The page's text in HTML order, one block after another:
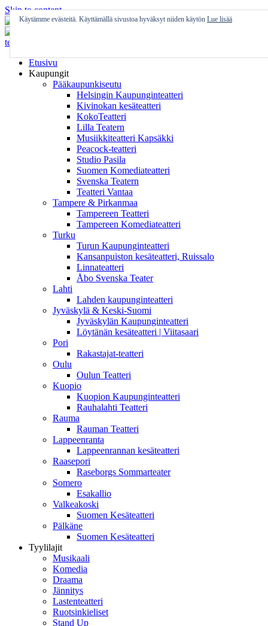
Skip to content
Etusivu
Kaupungit
Pääkaupunkiseutu
Helsingin Kaupunginteatteri
Kivinokan kesäteatteri
KokoTeatteri
Lilla Teatern
Musiikkiteatteri Kapsäkki
Peacock-teatteri
Studio Pasila
Suomen Komediateatteri
Svenska Teatern
Teatteri Vantaa
Tampere & Pirkanmaa
Tampereen Teatteri
Tampereen Komediateatteri
Turku
Turun Kaupunginteatteri
Kansanpuiston kesäteatteri, Ruissalo
Linnateatteri
Åbo Svenska Teater
Lahti
Lahden kaupunginteatteri
Jyväskylä & Keski-Suomi
Jyväskylän Kaupunginteatteri
Löytänän kesäteatteri | Viitasaari
Pori
Rakastajat-teatteri
Oulu
Oulun Teatteri
Kuopio
Kuopion Kaupunginteatteri
Rauhalahti Teatteri
Rauma
Rauman Teatteri
Lappeenranta
Lappeenrannan kesäteatteri
Raasepori
Raseborgs Sommarteater
Somero
Esakallio
Valkeakoski
Suomen Kesäteatteri
Pälkäne
Suomen Kesäteatteri
Tyylilajit
Musikaali
Komedia
Draama
Jännitys
Lastenteatteri
Ruotsinkieliset
Stand Up
Käytämme evästeitä. Käyttämällä sivustoa hyväksyt niiden käytön Lue lisää